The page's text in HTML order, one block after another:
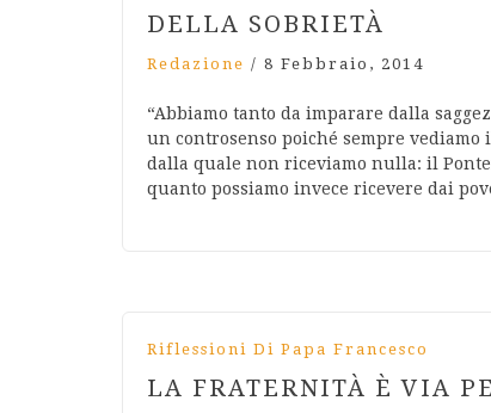
DELLA SOBRIETÀ
Redazione / 8 Febbraio, 2014
“Abbiamo tanto da imparare dalla
un controsenso poiché sempre
dalla quale non riceviamo nulla: il
quanto possiamo invece ricevere dai
Riflessioni Di Papa Francesco
LA FRATERNITÀ È VIA